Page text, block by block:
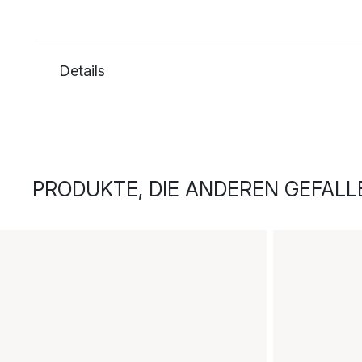
Details
PRODUKTE, DIE ANDEREN